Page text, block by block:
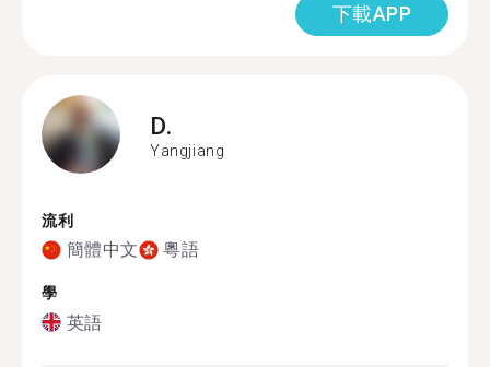
下載APP
D.
Yangjiang
流利
簡體中文 粵語
學
英語